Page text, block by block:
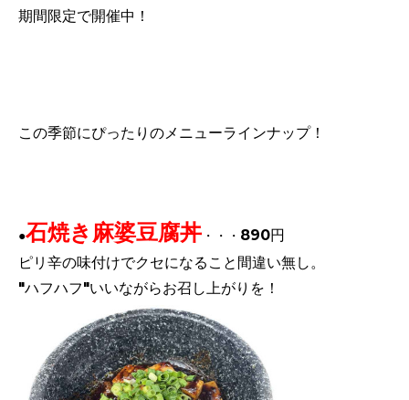
期間限定で開催中！
この季節にぴったりのメニューラインナップ！
●石焼き麻婆豆腐丼 ・・・ 890円
ピリ辛の味付けでクセになること間違い無し。
"ハフハフ"いいながらお召し上がりを！